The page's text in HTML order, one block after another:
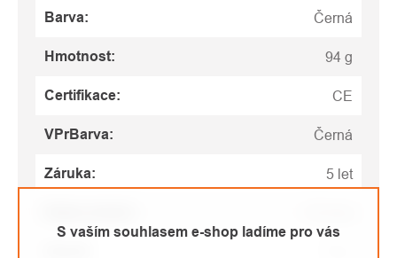
S vaším souhlasem e-shop ladíme pro vás
Barva: Černá
Hmotnost: 94 g
Certifikace: CE
VPrBarva: Černá
Záruka: 5 let